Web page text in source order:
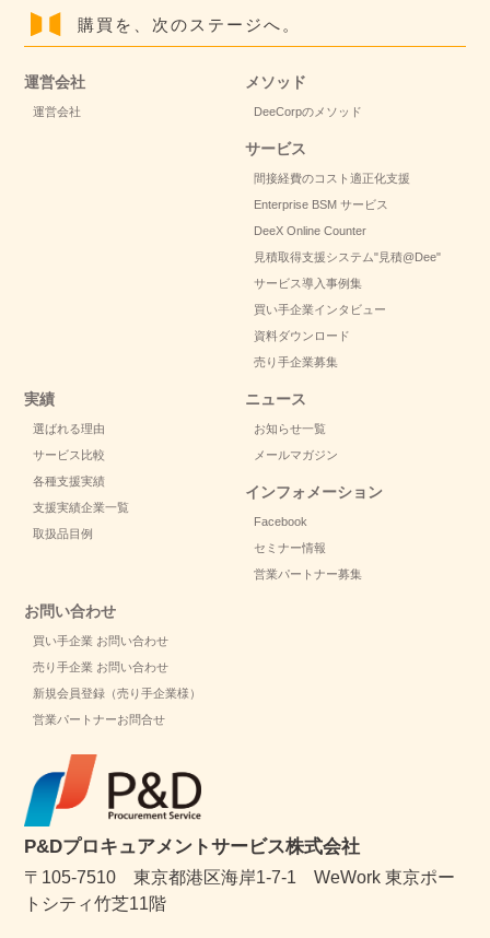
購買を、次のステージへ。
運営会社
運営会社
メソッド
DeeCorpのメソッド
サービス
間接経費のコスト適正化支援
Enterprise BSM サービス
DeeX Online Counter
見積取得支援システム"見積@Dee"
サービス導入事例集
買い手企業インタビュー
資料ダウンロード
売り手企業募集
実績
選ばれる理由
サービス比較
各種支援実績
支援実績企業一覧
取扱品目例
ニュース
お知らせ一覧
メールマガジン
インフォメーション
Facebook
セミナー情報
営業パートナー募集
お問い合わせ
買い手企業 お問い合わせ
売り手企業 お問い合わせ
新規会員登録（売り手企業様）
営業パートナーお問合せ
P&Dプロキュアメントサービス株式会社
〒105-7510 東京都港区海岸1-7-1 WeWork 東京ポー
トシティ竹芝11階